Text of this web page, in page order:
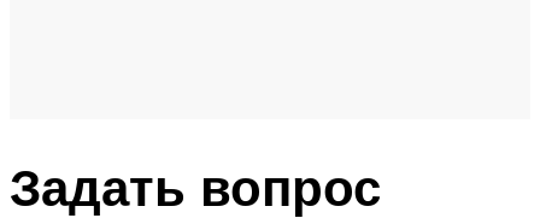
Задать вопрос